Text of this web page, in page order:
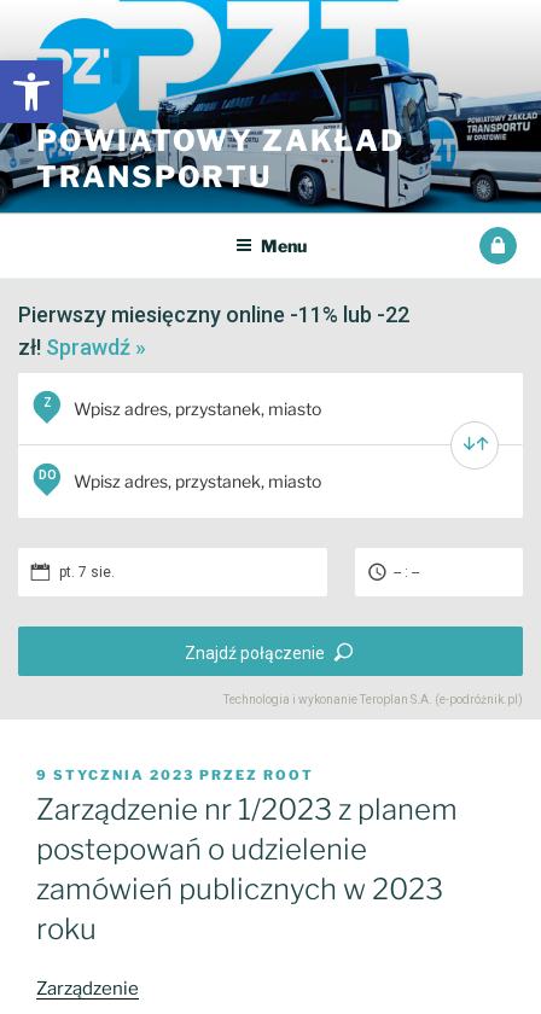
Open toolbar
treści
POWIATOWY ZAKŁAD
TRANSPORTU
Menu
Pierwszy miesięczny online -11% lub -22
zł! Sprawdź »
Technologia i wykonanieTeroplan S.A. (e-podróżnik.pl)
Z
DO
pt. 7 sie. -- : --
Znajdź połączenie
OPUBLIKOWANE
W
9 STYCZNIA 2023 PRZEZ ROOT
Zarządzenie nr 1/2023 z planem
postepowań o udzielenie
zamówień publicznych w 2023
roku
Zarządzenie